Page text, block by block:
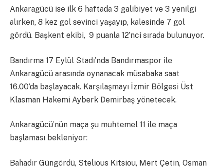
Ankaragücü ise ilk 6 haftada 3 galibiyet ve 3 yenilgi
alırken, 8 kez gol sevinci yaşayıp, kalesinde 7 gol
gördü. Başkent ekibi, 9 puanla 12’nci sırada bulunuyor.
Bandırma 17 Eylül Stadı’nda Bandırmaspor ile
Ankaragücü arasında oynanacak müsabaka saat
16.00’da başlayacak. Karşılaşmayı İzmir Bölgesi Üst
Klasman Hakemi Ayberk Demirbaş yönetecek.
Ankaragücü’nün maça şu muhtemel 11 ile maça
başlaması bekleniyor:
Bahadır Güngördü, Stelious Kitsiou, Mert Çetin, Osman